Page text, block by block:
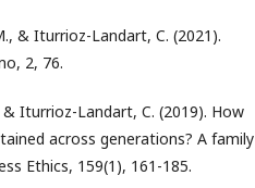
& Iturrioz-Landart, C. (2021).
2, 76.
Iturrioz-Landart, C. (2019). How
across generations? A family
Ethics, 159(1), 161-185.